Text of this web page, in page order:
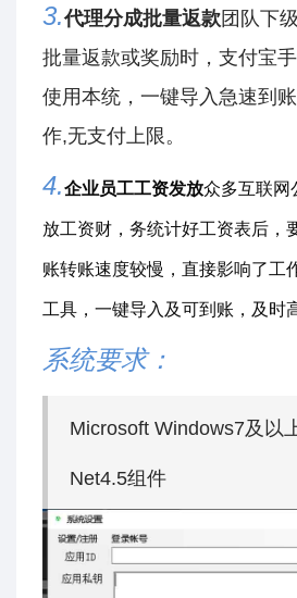
3.代理分成批量返款团队下
批量返款或奖励时，支付宝
使用本统，一键导入急速到
作,无支付上限。
4.企业员工工资发放众多互联网
放工资财，务统计好工资表后，
账转账速度较慢，直接影响了工
工具，一键导入及可到账，及时
系统要求：
Microsoft Windows7及以
Net4.5组件